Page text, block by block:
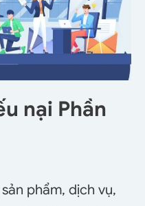
nại Phần
phẩm, dịch vụ,